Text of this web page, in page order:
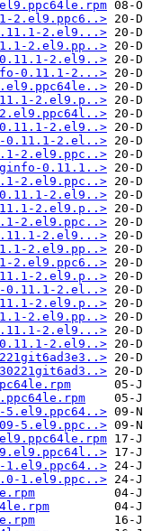
2.el9.ppc6..>
2.el9...>
2.el9.pp..>
2.el9..>
0.11.1-2...>
2.el9.p..>
2.el9..>
0.11.1-2.el..>
2.el9.ppc..>
0.11.1..>
2.el9.ppc..>
2.el9..>
2.el9.p..>
2.el9.ppc..>
2.el9...>
2.el9.pp..>
2.el9.ppc6..>
2.el9.p..>
0.11.1-2.el..>
2.el9.p..>
2.el9.pp..>
2.el9...>
2.el9..>
5.el9.ppc64..>
5.el9.ppc..>
9.el9.ppc64l..>
1.el9.ppc64..>
1.el9.ppc..>